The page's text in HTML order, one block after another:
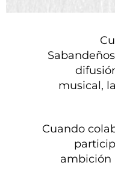
musical,
Cuando
ambición